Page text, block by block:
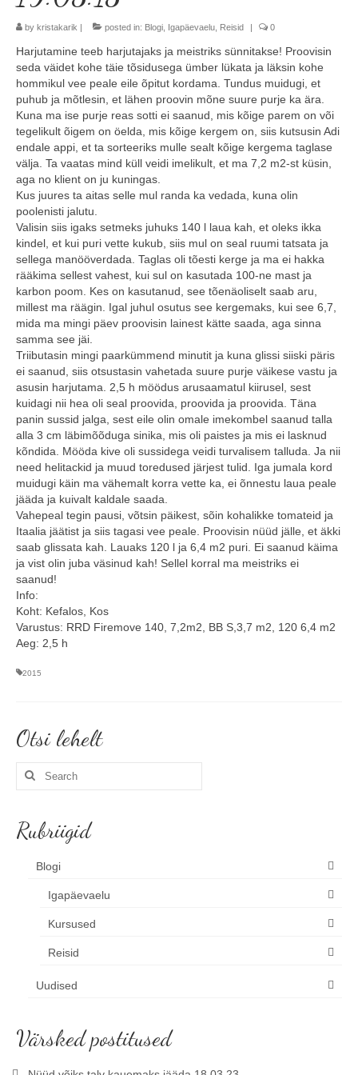
Minust
Koolitused
Algkoolitus
Tuleks veel
Sammud isikliku varustuseni (5x)
Personaalne koolitus
Koolitusüritused ettevõttele või seltskonnale
Reisid
Toimunud reisid
Kontakt
Uudised ja blogi
by kristakarik | posted in: Blogi Igapäevaelu Reisid | 0
Harjutamine teeb harjutajaks ja meistriks sünnitakse! Proovisin
seda väidet kohe täie tõsidusega ümber lükata ja läksin kohe
hommikul vee peale eile õpitut kordama. Tundus muidugi, et
puhub ja mõtlesin, et lähen proovin mõne suure purje ka ära.
Kuna ma ise purje reas sotti ei saanud, mis kõige parem on või
tegelikult õigem on öelda, mis kõige kergem on, siis kutsusin Adi
endale appi, et ta sorteeriks mulle sealt kõige kergema taglase
välja. Ta vaatas mind küll veidi imelikult, et ma 7,2 m2-st küsin,
aga no klient on ju kuningas.
Kus juures ta aitas selle mul randa ka vedada, kuna olin
poolenisti jalutu.
Valisin siis igaks setmeks juhuks 140 l laua kah, et oleks ikka
kindel, et kui puri vette kukub, siis mul on seal ruumi tatsata ja
sellega manööverdada. Taglas oli tõesti kerge ja ma ei hakka
rääkima sellest vahest, kui sul on kasutada 100-ne mast ja
karbon poom. Kes on kasutanud, see tõenäoliselt saab aru,
millest ma räägin. Igal juhul osutus see kergemaks, kui see 6,7,
mida ma mingi päev proovisin lainest kätte saada, aga sinna
samma see jäi.
Triibutasin mingi paarkümmend minutit ja kuna glissi siiski päris
ei saanud, siis otsustasin vahetada suure purje väikese vastu ja
asusin harjutama. 2,5 h möödus arusaamatul kiirusel, sest
kuidagi nii hea oli seal proovida, proovida ja proovida. Täna
panin sussid jalga, sest eile olin omale imekombel saanud talla
alla 3 cm läbimõõduga sinika, mis oli paistes ja mis ei lasknud
kõndida. Mööda kive oli sussidega veidi turvalisem talluda. Ja nii
need helitackid ja muud toredused järjest tulid. Iga jumala kord
muidugi käin ma vähemalt korra vette ka, ei õnnestu laua peale
jääda ja kuivalt kaldale saada.
Vahepeal tegin pausi, võtsin päikest, sõin kohalikke tomateid ja
Itaalia jäätist ja siis tagasi vee peale. Proovisin nüüd jälle, et äkki
saab glissata kah. Lauaks 120 l ja 6,4 m2 puri. Ei saanud käima
ja vist olin juba väsinud kah! Sellel korral ma meistriks ei
saanud!
Info:
Koht: Kefalos, Kos
Varustus: RRD Firemove 140, 7,2m2, BB S,3,7 m2, 120 6,4 m2
Aeg: 2,5 h
2015
Otsi lehelt
Search
Rubriigid
Blogi
Igapäevaelu
Kursused
Reisid
Uudised
Värsked postitused